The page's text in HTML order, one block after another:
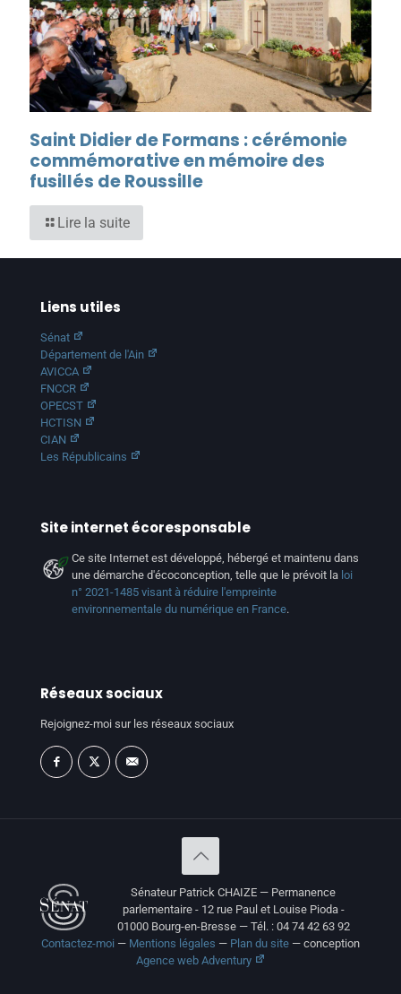
Saint Didier de Formans : cérémonie
commémorative en mémoire des
fusillés de Roussille
Lire la suite
Liens utiles
Sénat
Département de l'Ain
AVICCA
FNCCR
OPECST
HCTISN
CIAN
Les Républicains
Site internet écoresponsable
Ce site Internet est développé, hébergé et maintenu dans
une démarche d'écoconception, telle que le prévoit la loi
n° 2021-1485 visant à réduire l'empreinte
environnementale du numérique en France.
Réseaux sociaux
Rejoignez-moi sur les réseaux sociaux
Sénateur Patrick CHAIZE — Permanence
parlementaire - 12 rue Paul et Louise Pioda -
01000 Bourg-en-Bresse — Tél. : 04 74 42 63 92
Contactez-moi — Mentions légales — Plan du site — conception
Agence web Adventury